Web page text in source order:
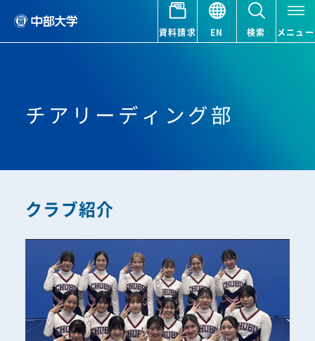
資料請求 EN 検索 メニュー
チアリーディング部
クラブ紹介